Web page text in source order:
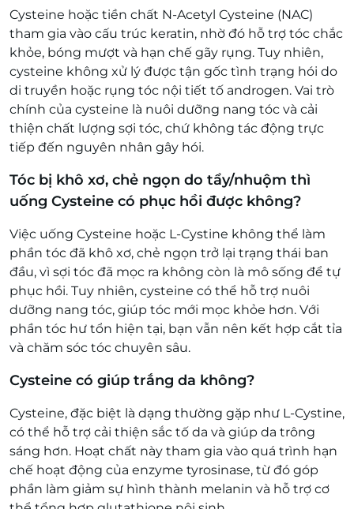
Cysteine hoặc tiền chất N-Acetyl Cysteine (NAC)
tham gia vào cấu trúc keratin, nhờ đó hỗ trợ tóc chắc
khỏe, bóng mượt và hạn chế gãy rụng. Tuy nhiên,
cysteine không xử lý được tận gốc tình trạng hói do
di truyền hoặc rụng tóc nội tiết tố androgen. Vai trò
chính của cysteine là nuôi dưỡng nang tóc và cải
thiện chất lượng sợi tóc, chứ không tác động trực
tiếp đến nguyên nhân gây hói.
Tóc bị khô xơ, chẻ ngọn do tẩy/nhuộm thì
uống Cysteine có phục hồi được không?
Việc uống Cysteine hoặc L-Cystine không thể làm
phần tóc đã khô xơ, chẻ ngọn trở lại trạng thái ban
đầu, vì sợi tóc đã mọc ra không còn là mô sống để tự
phục hồi. Tuy nhiên, cysteine có thể hỗ trợ nuôi
dưỡng nang tóc, giúp tóc mới mọc khỏe hơn. Với
phần tóc hư tổn hiện tại, bạn vẫn nên kết hợp cắt tỉa
và chăm sóc tóc chuyên sâu.
Cysteine có giúp trắng da không?
Cysteine, đặc biệt là dạng thường gặp như L-Cystine,
có thể hỗ trợ cải thiện sắc tố da và giúp da trông
sáng hơn. Hoạt chất này tham gia vào quá trình hạn
chế hoạt động của enzyme tyrosinase, từ đó góp
phần làm giảm sự hình thành melanin và hỗ trợ cơ